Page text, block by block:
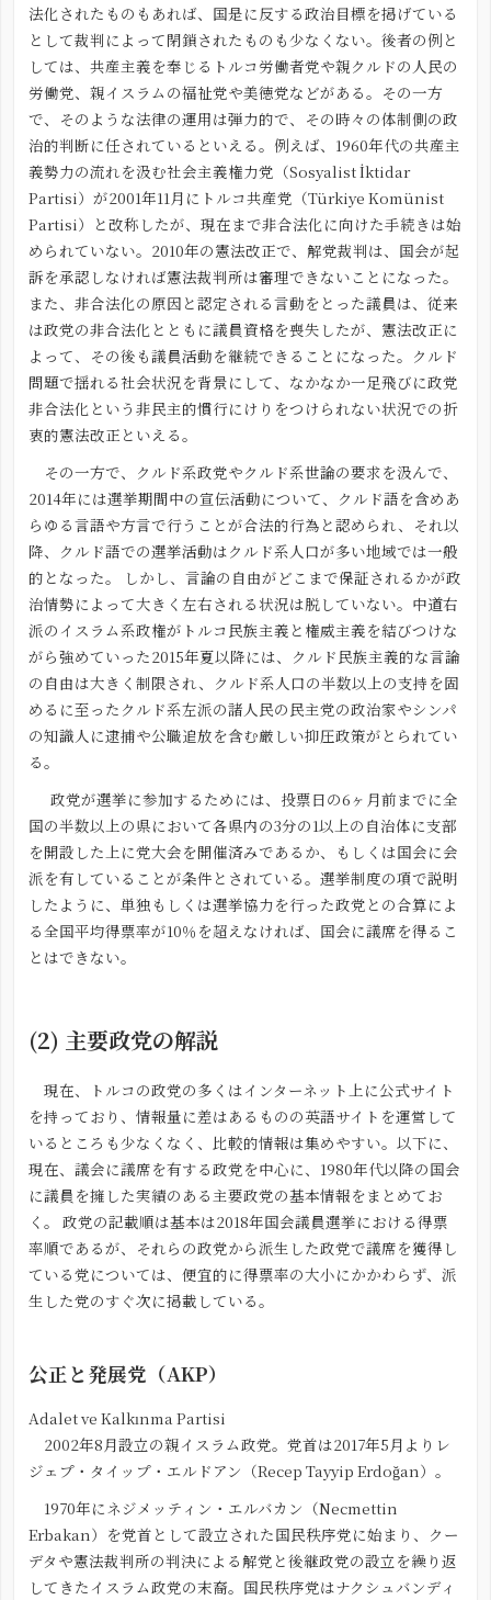
法化されたものもあれば、国是に反する政治目標を掲げている
として裁判によって閉鎖されたものも少なくない。後者の例と
しては、共産主義を奉じるトルコ労働者党や親クルドの人民の
労働党、親イスラムの福祉党や美徳党などがある。その一方
で、そのような法律の運用は弾力的で、その時々の体制側の政
治的判断に任されているといえる。例えば、1960年代の共産主
義勢力の流れを汲む社会主義権力党（Sosyalist İktidar
Partisi）が2001年11月にトルコ共産党（Türkiye Komünist
Partisi）と改称したが、現在まで非合法化に向けた手続きは始
められていない。2010年の憲法改正で、解党裁判は、国会が起
訴を承認しなければ憲法裁判所は審理できないことになった。
また、非合法化の原因と認定される言動をとった議員は、従来
は政党の非合法化とともに議員資格を喪失したが、憲法改正に
よって、その後も議員活動を継続できることになった。クルド
問題で揺れる社会状況を背景にして、なかなか一足飛びに政党
非合法化という非民主的慣行にけりをつけられない状況での折
衷的憲法改正といえる。
その一方で、クルド系政党やクルド系世論の要求を汲んで、
2014年には選挙期間中の宣伝活動について、クルド語を含めあ
らゆる言語や方言で行うことが合法的行為と認められ、それ以
降、クルド語での選挙活動はクルド系人口が多い地域では一般
的となった。 しかし、言論の自由がどこまで保証されるかが政
治情勢によって大きく左右される状況は脱していない。中道右
派のイスラム系政権がトルコ民族主義と権威主義を結びつけな
がら強めていった2015年夏以降には、クルド民族主義的な言論
の自由は大きく制限され、クルド系人口の半数以上の支持を固
めるに至ったクルド系左派の諸人民の民主党の政治家やシンパ
の知識人に逮捕や公職追放を含む厳しい抑圧政策がとられてい
る。
政党が選挙に参加するためには、投票日の6ヶ月前までに全
国の半数以上の県において各県内の3分の1以上の自治体に支部
を開設した上に党大会を開催済みであるか、もしくは国会に会
派を有していることが条件とされている。選挙制度の項で説明
したように、単独もしくは選挙協力を行った政党との合算によ
る全国平均得票率が10％を超えなければ、国会に議席を得るこ
とはできない。
(2) 主要政党の解説
現在、トルコの政党の多くはインターネット上に公式サイト
を持っており、情報量に差はあるものの英語サイトを運営して
いるところも少なくなく、比較的情報は集めやすい。以下に、
現在、議会に議席を有する政党を中心に、1980年代以降の国会
に議員を擁した実績のある主要政党の基本情報をまとめてお
く。 政党の記載順は基本は2018年国会議員選挙における得票
率順であるが、それらの政党から派生した政党で議席を獲得し
ている党については、便宜的に得票率の大小にかかわらず、派
生した党のすぐ次に掲載している。
公正と発展党（AKP）
Adalet ve Kalkınma Partisi
2002年8月設立の親イスラム政党。党首は2017年5月よりレ
ジェプ・タイップ・エルドアン（Recep Tayyip Erdoğan）。
1970年にネジメッティン・エルバカン（Necmettin
Erbakan）を党首として設立された国民秩序党に始まり、クー
デタや憲法裁判所の判決による解党と後継政党の設立を繰り返
してきたイスラム政党の末裔。国民秩序党はナクシュバンディ